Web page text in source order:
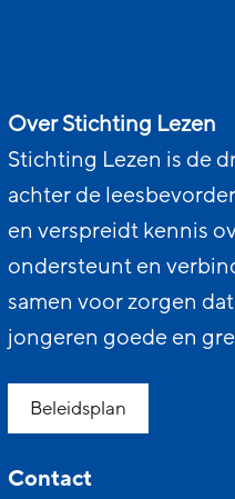
Over Stichting Lezen
Stichting Lezen is de
achter de
en verspreidt kennis
ondersteunt en
samen voor zorgen
jongeren goede en
Beleidsplan
Contact